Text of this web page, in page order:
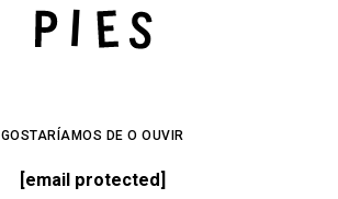
GOSTARÍAMOS DE O OUVIR
[email protected]